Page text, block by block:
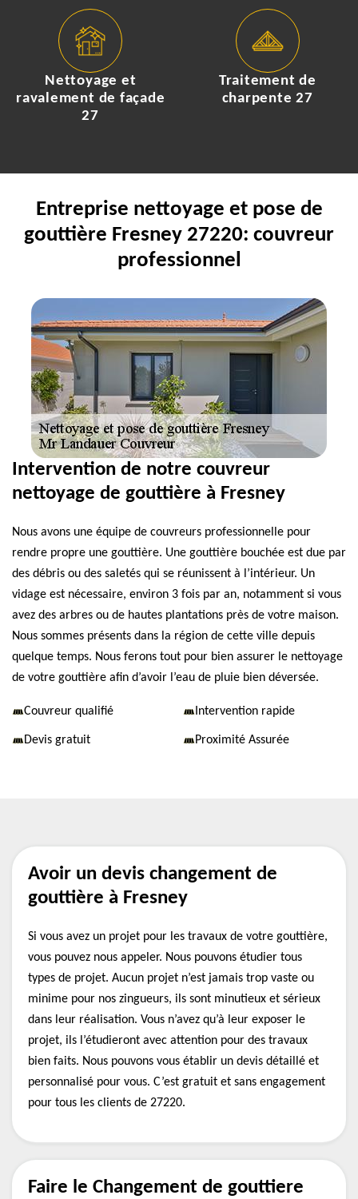
Nettoyage et
ravalement de façade
27
Traitement de
charpente 27
Entreprise nettoyage et pose de
gouttière Fresney 27220: couvreur
professionnel
Intervention de notre couvreur
nettoyage de gouttière à Fresney
Nous avons une équipe de couvreurs professionnelle pour
rendre propre une gouttière. Une gouttière bouchée est due par
des débris ou des saletés qui se réunissent à l’intérieur. Un
vidage est nécessaire, environ 3 fois par an, notamment si vous
avez des arbres ou de hautes plantations près de votre maison.
Nous sommes présents dans la région de cette ville depuis
quelque temps. Nous ferons tout pour bien assurer le nettoyage
de votre gouttière afin d’avoir l’eau de pluie bien déversée.
Couvreur qualifié Intervention rapide
Devis gratuit Proximité Assurée
Avoir un devis changement de
gouttière à Fresney
Si vous avez un projet pour les travaux de votre gouttière,
vous pouvez nous appeler. Nous pouvons étudier tous
types de projet. Aucun projet n’est jamais trop vaste ou
minime pour nos zingueurs, ils sont minutieux et sérieux
dans leur réalisation. Vous n’avez qu’à leur exposer le
projet, ils l’étudieront avec attention pour des travaux
bien faits. Nous pouvons vous établir un devis détaillé et
personnalisé pour vous. C’est gratuit et sans engagement
pour tous les clients de 27220.
Faire le Changement de gouttiere